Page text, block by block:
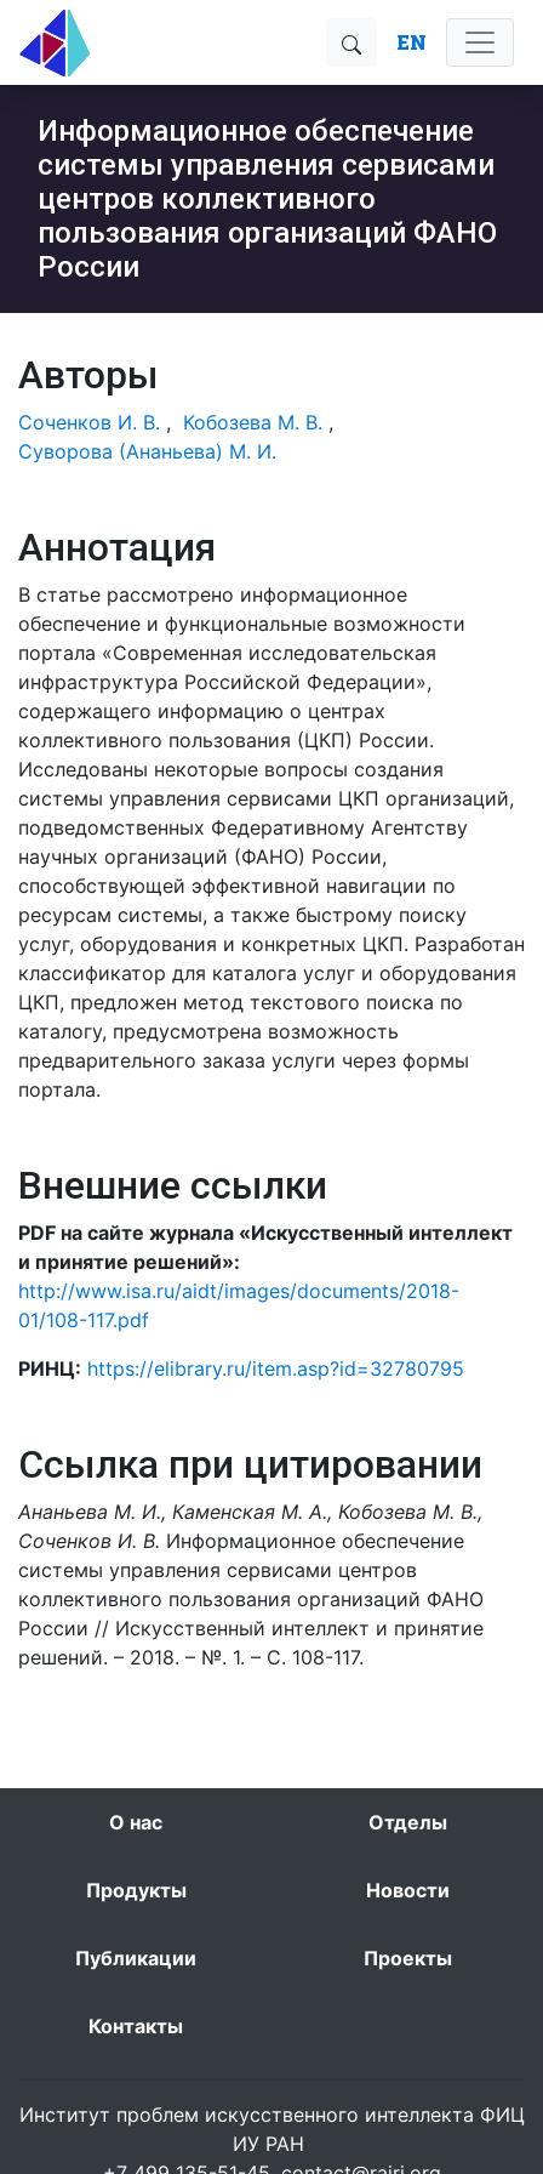
EN
Информационное обеспечение
системы управления сервисами
центров коллективного
пользования организаций ФАНО
России
Авторы
Соченков И. В. , Кобозева М. В. ,
Суворова (Ананьева) М. И.
Аннотация
В статье рассмотрено информационное
обеспечение и функциональные возможности
портала «Современная исследовательская
инфраструктура Российской Федерации»,
содержащего информацию о центрах
коллективного пользования (ЦКП) России.
Исследованы некоторые вопросы создания
системы управления сервисами ЦКП организаций,
подведомственных Федеративному Агентству
научных организаций (ФАНО) России,
способствующей эффективной навигации по
ресурсам системы, а также быстрому поиску
услуг, оборудования и конкретных ЦКП. Разработан
классификатор для каталога услуг и оборудования
ЦКП, предложен метод текстового поиска по
каталогу, предусмотрена возможность
предварительного заказа услуги через формы
портала.
Внешние ссылки
PDF на сайте журнала «Искусственный интеллект
и принятие решений»:
http://www.isa.ru/aidt/images/documents/2018-
01/108-117.pdf
РИНЦ: https://elibrary.ru/item.asp?id=32780795
Ссылка при цитировании
Ананьева М. И., Каменская М. А., Кобозева М. В.,
Соченков И. В. Информационное обеспечение
системы управления сервисами центров
коллективного пользования организаций ФАНО
России // Искусственный интеллект и принятие
решений. – 2018. – №. 1. – С. 108-117.
О нас Отделы
Продукты Новости
Публикации Проекты
Контакты
Институт проблем искусственного интеллекта ФИЦ
ИУ РАН